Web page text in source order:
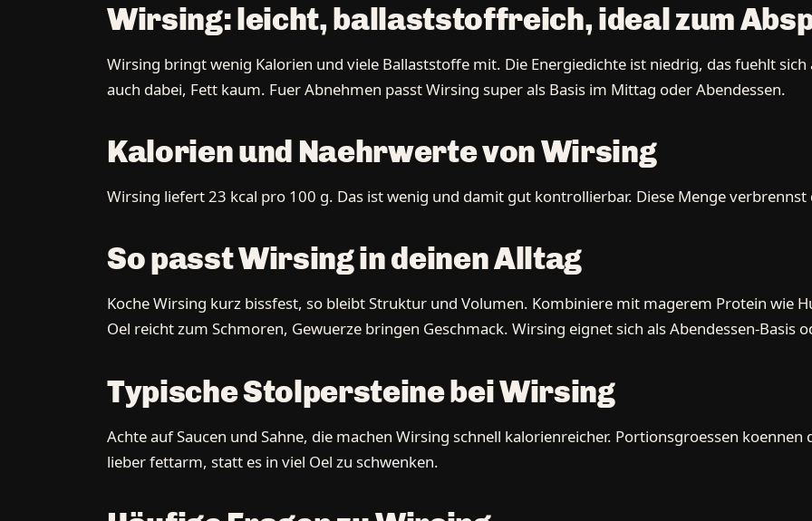
Wirsing: leicht, ballaststoffreich, ideal zum
Wirsing bringt wenig Kalorien und viele Ballaststoffe mit. Die Energiedichte ist niedrig, das fuehlt
auch dabei, Fett kaum. Fuer Abnehmen passt Wirsing super als Basis im Mittag oder Abendessen.
Kalorien und Naehrwerte von Wirsing
Wirsing liefert 23 kcal pro 100 g. Das ist wenig und damit gut kontrollierbar. Diese Menge
So passt Wirsing in deinen Alltag
Koche Wirsing kurz bissfest, so bleibt Struktur und Volumen. Kombiniere mit magerem Protein wie
Oel reicht zum Schmoren, Gewuerze bringen Geschmack. Wirsing eignet sich als Abendessen-Basis
Typische Stolpersteine bei Wirsing
Achte auf Saucen und Sahne, die machen Wirsing schnell kalorienreicher. Portionsgroessen
lieber fettarm, statt es in viel Oel zu schwenken.